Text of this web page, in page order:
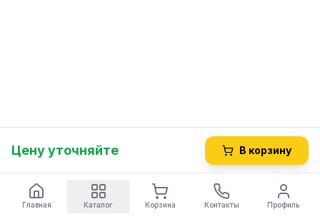
Цену уточняйте В корзину
Главная Каталог Корзина Контакты Профиль